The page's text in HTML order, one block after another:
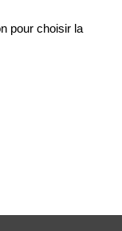
pour choisir la